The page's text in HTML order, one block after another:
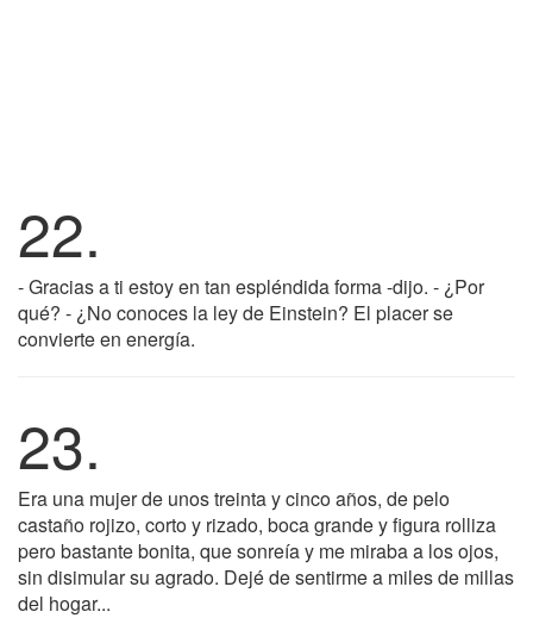
22.
- Gracias a ti estoy en tan espléndida forma -dijo. - ¿Por
qué? - ¿No conoces la ley de Einstein? El placer se
convierte en energía.
23.
Era una mujer de unos treinta y cinco años, de pelo
castaño rojizo, corto y rizado, boca grande y figura rolliza
pero bastante bonita, que sonreía y me miraba a los ojos,
sin disimular su agrado. Dejé de sentirme a miles de millas
del hogar...